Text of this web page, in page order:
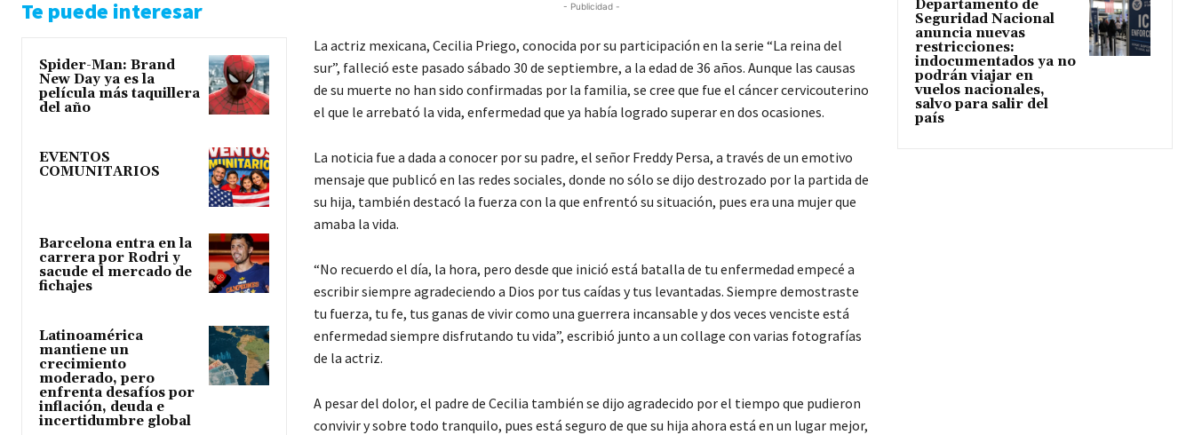
Te puede interesar
Spider-Man: Brand
New Day ya es la
película más taquillera
del año
EVENTOS
COMUNITARIOS
Barcelona entra en la
carrera por Rodri y
sacude el mercado de
fichajes
Latinoamérica
mantiene un
crecimiento
moderado, pero
enfrenta desafíos por
inflación, deuda e
incertidumbre global
- Publicidad -
La actriz mexicana, Cecilia Priego, conocida por su participación en la serie “La reina del
sur”, falleció este pasado sábado 30 de septiembre, a la edad de 36 años. Aunque las causas
de su muerte no han sido confirmadas por la familia, se cree que fue el cáncer cervicouterino
el que le arrebató la vida, enfermedad que ya había logrado superar en dos ocasiones.
La noticia fue a dada a conocer por su padre, el señor Freddy Persa, a través de un emotivo
mensaje que publicó en las redes sociales, donde no sólo se dijo destrozado por la partida de
su hija, también destacó la fuerza con la que enfrentó su situación, pues era una mujer que
amaba la vida.
“No recuerdo el día, la hora, pero desde que inició está batalla de tu enfermedad empecé a
escribir siempre agradeciendo a Dios por tus caídas y tus levantadas. Siempre demostraste
tu fuerza, tu fe, tus ganas de vivir como una guerrera incansable y dos veces venciste está
enfermedad siempre disfrutando tu vida”, escribió junto a un collage con varias fotografías
de la actriz.
A pesar del dolor, el padre de Cecilia también se dijo agradecido por el tiempo que pudieron
convivir y sobre todo tranquilo, pues está seguro de que su hija ahora está en un lugar mejor,
Departamento de
Seguridad Nacional
anuncia nuevas
restricciones:
indocumentados ya no
podrán viajar en
vuelos nacionales,
salvo para salir del
país